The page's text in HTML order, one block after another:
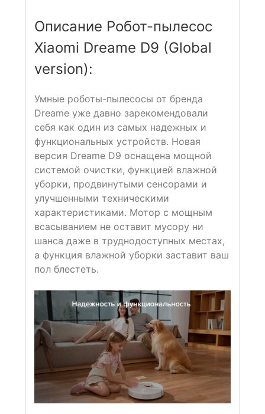
Описание Робот-пылесос
Xiaomi Dreame D9 (Global
version):
Умные роботы-пылесосы от бренда
Dreame уже давно зарекомендовали
себя как один из самых надежных и
функциональных устройств. Новая
версия Dreame D9 оснащена мощной
системой очистки, функцией влажной
уборки, продвинутыми сенсорами и
улучшенными техническими
характеристиками. Мотор с мощным
всасыванием не оставит мусору ни
шанса даже в труднодоступных местах,
а функция влажной уборки заставит ваш
пол блестеть.